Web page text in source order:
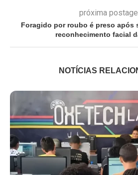
próxima
Foragido por roubo é preso após
reconhecimento facial
NOTÍCIAS